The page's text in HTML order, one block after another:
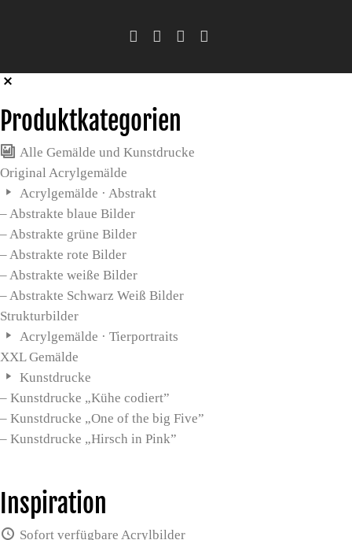
Produktkategorien
Alle Gemälde und Kunstdrucke
Original Acrylgemälde
Acrylgemälde · Abstrakt
– Abstrakte blaue Bilder
– Abstrakte grüne Bilder
– Abstrakte rote Bilder
– Abstrakte weiße Bilder
– Abstrakte Schwarz Weiß Bilder
Strukturbilder
Acrylgemälde · Tierportraits
XXL Gemälde
Kunstdrucke
– Kunstdrucke „Kühe codiert”
– Kunstdrucke „One of the big Five”
– Kunstdrucke „Hirsch in Pink”
Inspiration
Sofort verfügbare Acrylbilder